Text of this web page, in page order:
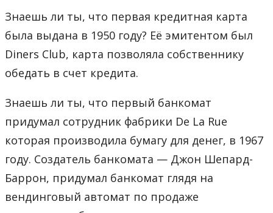
Знаешь ли ты, что первая кредитная карта
была выдана в 1950 году? Её эмитентом был
Diners Club, карта позволяла собственнику
обедать в счет кредита.
Знаешь ли ты, что первый банкомат
придумал сотрудник фабрики De La Rue
которая производила бумагу для денег, в 1967
году. Создатель банкомата — Джон Шепард-
Баррон, придумал банкомат глядя на
вендинговый автомат по продаже